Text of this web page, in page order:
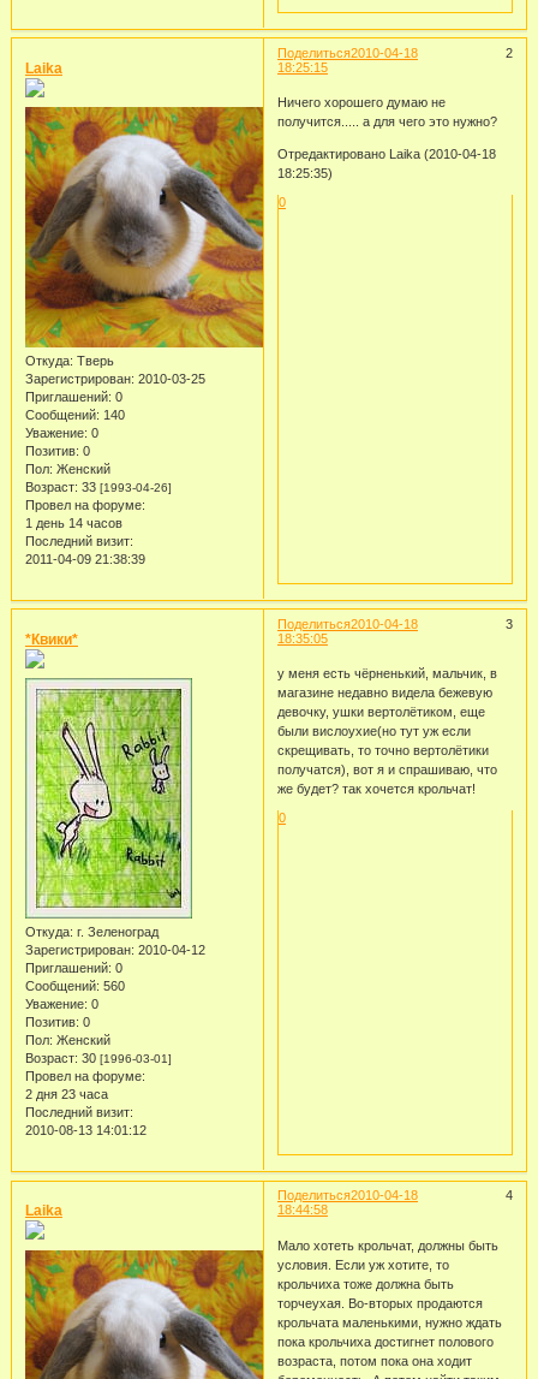
Поделиться 2
2010-04-18
18:25:15
Laika
Откуда: Тверь
Зарегистрирован: 2010-03-25
Приглашений: 0
Сообщений: 140
Уважение: 0
Позитив: 0
Пол: Женский
Возраст: 33 [1993-04-26]
Провел на форуме:
1 день 14 часов
Последний визит:
2011-04-09 21:38:39
Ничего хорошего думаю не
получится..... а для чего это нужно?
Отредактировано Laika (2010-04-18
18:25:35)
0
Поделиться 3
2010-04-18
18:35:05
*Квики*
Откуда: г. Зеленоград
Зарегистрирован: 2010-04-12
Приглашений: 0
Сообщений: 560
Уважение: 0
Позитив: 0
Пол: Женский
Возраст: 30 [1996-03-01]
Провел на форуме:
2 дня 23 часа
Последний визит:
2010-08-13 14:01:12
у меня есть чёрненький, мальчик, в
магазине недавно видела бежевую
девочку, ушки вертолётиком, еще
были вислоухие(но тут уж если
скрещивать, то точно вертолётики
получатся), вот я и спрашиваю, что
же будет? так хочется крольчат!
0
Поделиться 4
2010-04-18
18:44:58
Laika
Мало хотеть крольчат, должны быть
условия. Если уж хотите, то
крольчиха тоже должна быть
торчеухая. Во-вторых продаются
крольчата маленькими, нужно ждать
пока крольчиха достигнет полового
возраста, потом пока она ходит